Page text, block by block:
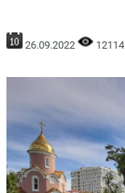
26.09.2022 12114